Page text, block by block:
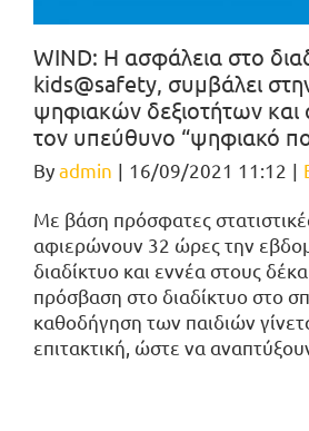
WIND: Η ασφάλεια στο
kids@safety, συμβάλει
ψηφιακών δεξιοτήτων και
τον υπεύθυνο “ψηφιακό
Byadmin | 16/09/2021 11:12 |
Με βάση πρόσφατες
αφιερώνουν 32 ώρες την
διαδίκτυο και εννέα στους
πρόσβαση στο διαδίκτυο στο
καθοδήγηση των παιδιών
επιτακτική, ώστε να